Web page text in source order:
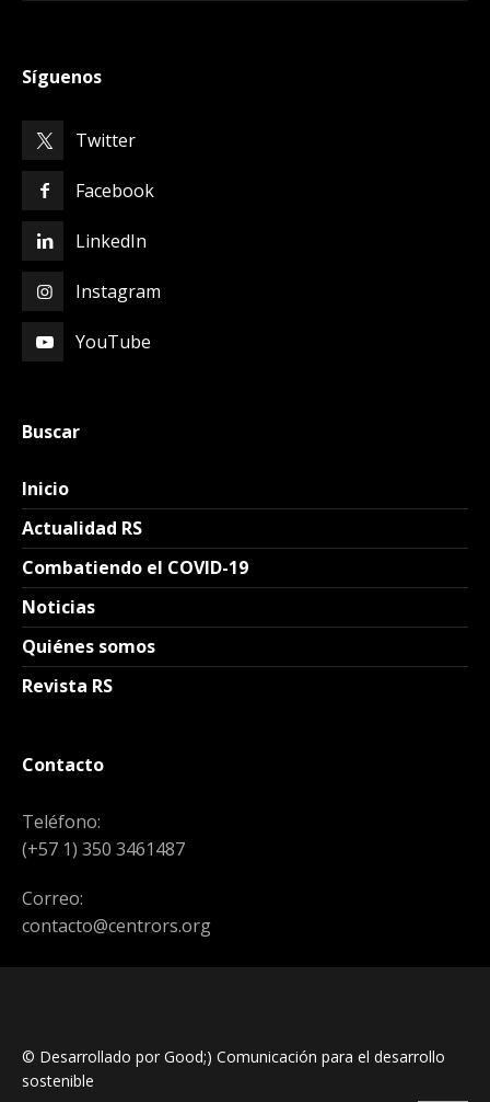
Síguenos
Twitter
Facebook
LinkedIn
Instagram
YouTube
Buscar
Inicio
Actualidad RS
Combatiendo el COVID-19
Noticias
Quiénes somos
Revista RS
Contacto
Teléfono:
(+57 1) 350 3461487
Correo:
contacto@centrors.org
© Desarrollado por Good;) Comunicación para el desarrollo
sostenible